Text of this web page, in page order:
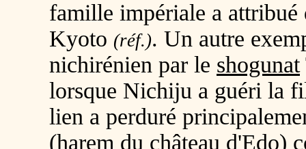
famille impériale a
Kyoto (réf.). Un autre
nichirénien par le shogunat
lorsque Nichiju a guéri la
lien a perduré
(harem du château d'Edo)